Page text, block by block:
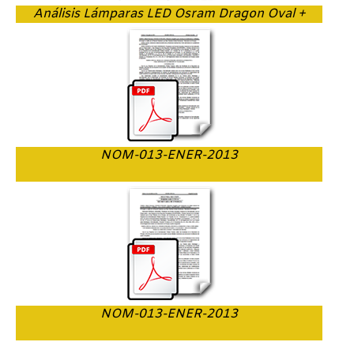
Análisis Lámparas LED Osram Dragon Oval +
NOM-013-ENER-2013
NOM-013-ENER-2013